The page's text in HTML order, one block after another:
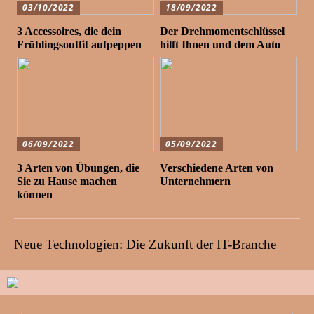
03/10/2022
3 Accessoires, die dein
Frühlingsoutfit aufpeppen
18/09/2022
Der Drehmomentschlüssel
hilft Ihnen und dem Auto
06/09/2022
3 Arten von Übungen, die
Sie zu Hause machen
können
05/09/2022
Verschiedene Arten von
Unternehmern
Neue Technologien: Die Zukunft der IT-Branche